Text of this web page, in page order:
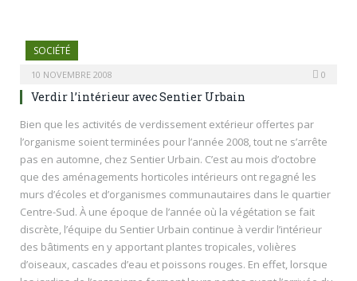
SOCIÉTÉ
10 NOVEMBRE 2008 0
Verdir l’intérieur avec Sentier Urbain
Bien que les activités de verdissement extérieur offertes par
l’organisme soient terminées pour l’année 2008, tout ne s’arrête
pas en automne, chez Sentier Urbain. C’est au mois d’octobre
que des aménagements horticoles intérieurs ont regagné les
murs d’écoles et d’organismes communautaires dans le quartier
Centre-Sud. À une époque de l’année où la végétation se fait
discrète, l’équipe du Sentier Urbain continue à verdir l’intérieur
des bâtiments en y apportant plantes tropicales, volières
d’oiseaux, cascades d’eau et poissons rouges. En effet, lorsque